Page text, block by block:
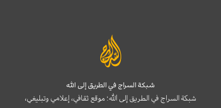
شبكة السراج في الطريق إلى الله
شبكة السراج في الطريق إلى الله؛ موقع ثقافي، إعلامي وتبليغي،